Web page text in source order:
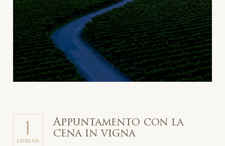
1
LUGLIO
Appuntamento con la
cena in vigna